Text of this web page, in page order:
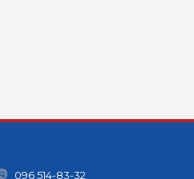
096 514-83-32